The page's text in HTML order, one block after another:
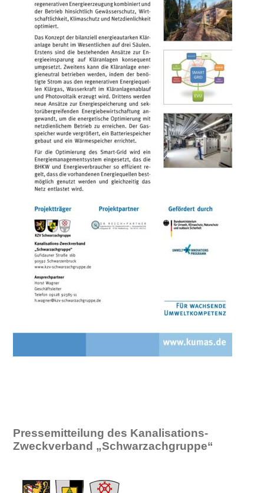
Pressemitteilung des Kanalisations-
Zweckverband „Schwarzachgruppe“